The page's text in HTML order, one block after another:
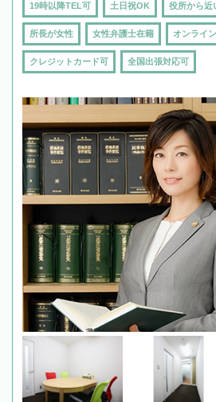
19時以降TEL可 土日祝OK 役所から近
所長が女性 女性弁護士在籍 オンライ
クレジットカード可 全国出張対応可